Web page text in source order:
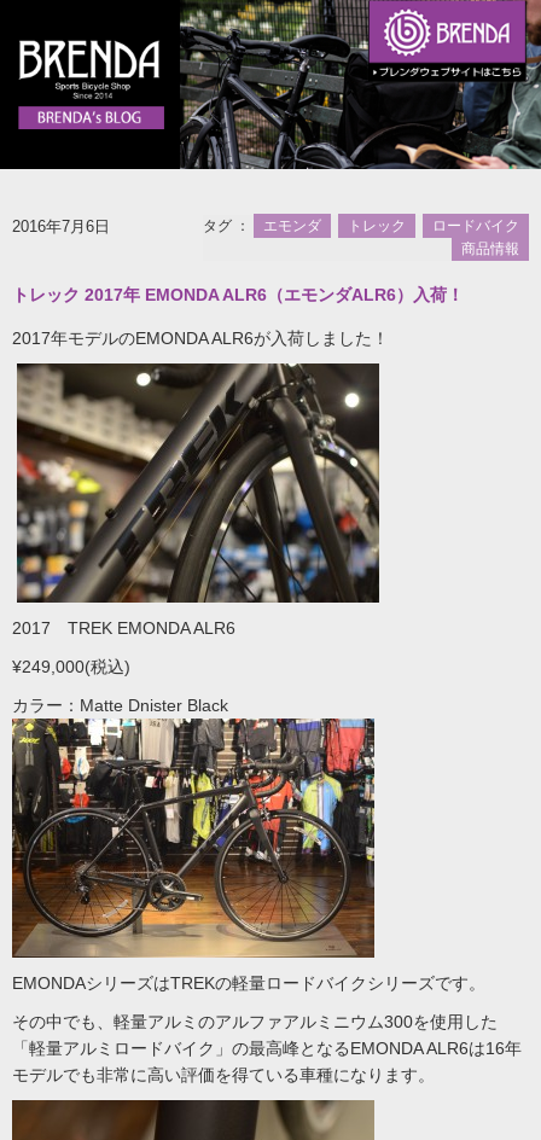
2016年7月6日 タグ ： エモンダ トレック
ロードバイク
商品情報
トレック 2017年 EMONDA ALR6（エモンダALR6）入荷！
2017年モデルのEMONDA ALR6が入荷しました！
2017 TREK EMONDA ALR6
¥249,000(税込)
カラー：Matte Dnister Black
EMONDAシリーズはTREKの軽量ロードバイクシリーズです。
その中でも、軽量アルミのアルファアルミニウム300を使用した
「軽量アルミロードバイク」の最高峰となるEMONDA ALR6は16年
モデルでも非常に高い評価を得ている車種になります。